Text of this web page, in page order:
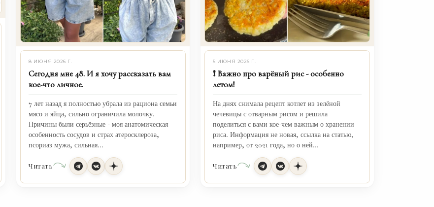
8 ИЮНЯ 2026 Г.
Сегодня мне 48. И я хочу рассказать вам
кое-что личное.
7 лет назад я полностью убрала из рациона семьи
мясо и яйца, сильно ограничила молочку.
Причины были серьёзные - моя анатомическая
особенность сосудов и страх атеросклероза,
псориаз мужа, сильная...
Читать
5 ИЮНЯ 2026 Г.
❗️ Важно про варёный рис - особенно
летом!
На днях снимала рецепт котлет из зелёной
чечевицы с отварным рисом и решила
поделиться с вами кое-чем важным о хранении
риса. Информация не новая, ссылка на статью,
например, от 2021 года, но о ней...
Читать